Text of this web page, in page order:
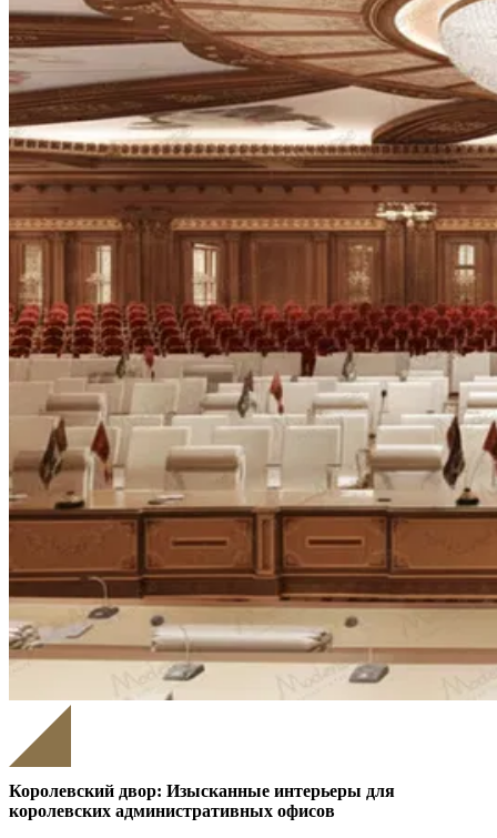
Королевский двор: Изысканные интерьеры для
королевских административных офисов